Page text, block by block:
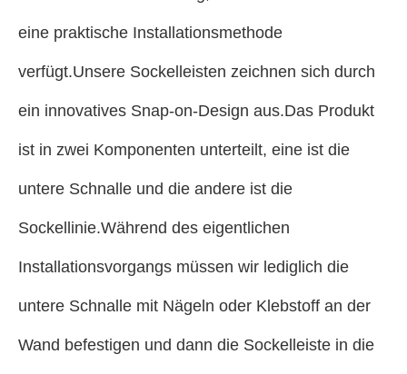
eine praktische Installationsmethode
verfügt.Unsere Sockelleisten zeichnen sich durch
ein innovatives Snap-on-Design aus.Das Produkt
ist in zwei Komponenten unterteilt, eine ist die
untere Schnalle und die andere ist die
Sockellinie.Während des eigentlichen
Installationsvorgangs müssen wir lediglich die
untere Schnalle mit Nägeln oder Klebstoff an der
Wand befestigen und dann die Sockelleiste in die